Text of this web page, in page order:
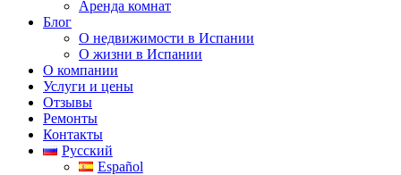
Аренда комнат
Блог
О недвижимости в Испании
О жизни в Испании
О компании
Услуги и цены
Отзывы
Ремонты
Контакты
Русский
Español